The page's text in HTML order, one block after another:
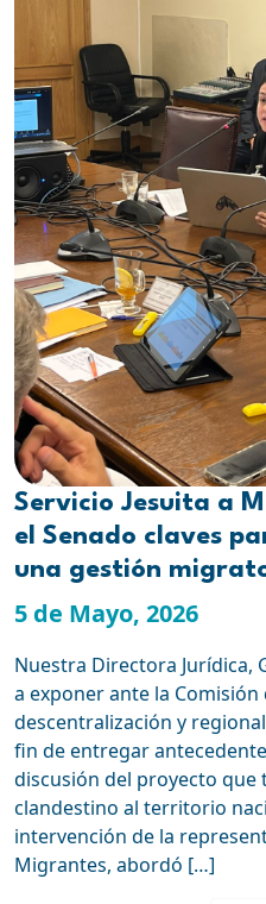
Servicio Jesuita a
el Senado claves
una gestión
5 de Mayo, 2026
Nuestra Directora Jurídica,
a exponer ante la Comisión
descentralización y
fin de entregar
discusión del proyecto
clandestino al territorio
intervención de la
Migrantes, abordó […]